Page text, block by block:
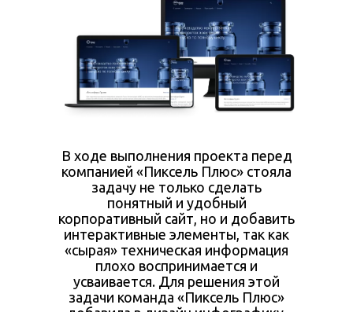
В ходе выполнения проекта перед
компанией «Пиксель Плюс» стояла
задачу не только сделать
понятный и удобный
корпоративный сайт, но и добавить
интерактивные элементы, так как
«сырая» техническая информация
плохо воспринимается и
усваивается. Для решения этой
задачи команда «Пиксель Плюс»